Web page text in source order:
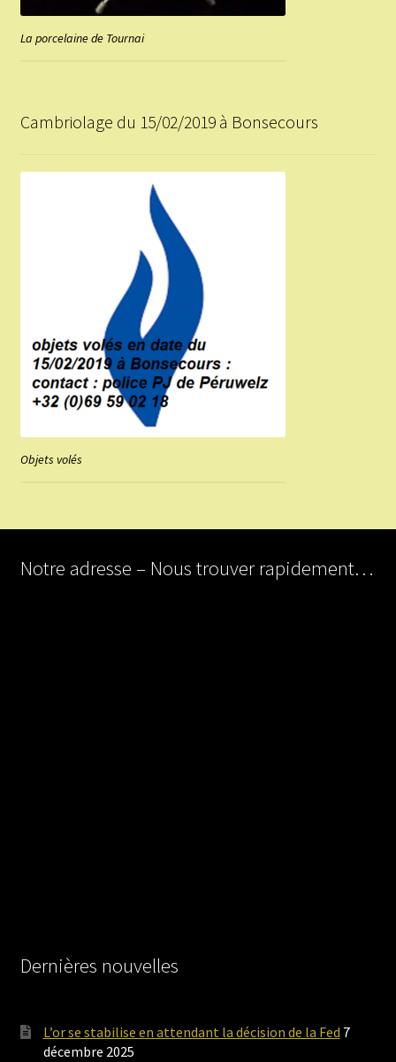
La porcelaine de Tournai
Cambriolage du 15/02/2019 à Bonsecours
Objets volés
Notre adresse – Nous trouver rapidement…
Dernières nouvelles
L’or se stabilise en attendant la décision de la Fed 7
décembre 2025